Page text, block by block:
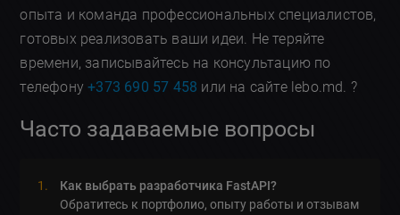
опыта и команда профессиональных специалистов,
готовых реализовать ваши идеи. Не теряйте
времени, записывайтесь на консультацию по
телефону+373 690 57 458 или на сайте lebo.md. ?
Часто задаваемые вопросы
Как выбрать разработчика FastAPI?
Обратитесь к портфолио, опыту работы и отзывам